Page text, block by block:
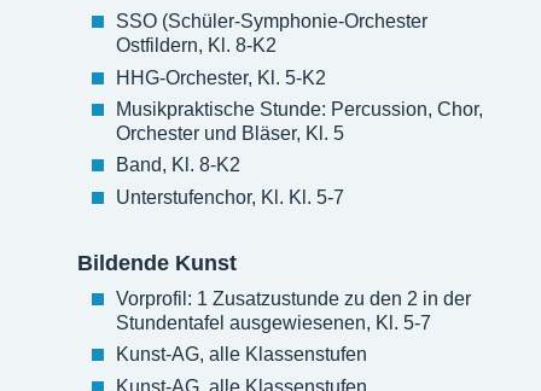
SSO (Schüler-Symphonie-Orchester
Ostfildern, Kl. 8-K2
HHG-Orchester, Kl. 5-K2
Musikpraktische Stunde: Percussion, Chor,
Orchester und Bläser, Kl. 5
Band, Kl. 8-K2
Unterstufenchor, Kl. Kl. 5-7
Bildende Kunst
Vorprofil: 1 Zusatzustunde zu den 2 in der
Stundentafel ausgewiesenen, Kl. 5-7
Kunst-AG, alle Klassenstufen
Kunst-AG, alle Klassenstufen